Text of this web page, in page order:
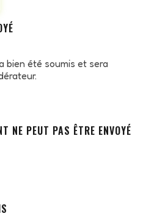
bien été soumis et sera
NE PEUT PAS ÊTRE ENVOYÉ